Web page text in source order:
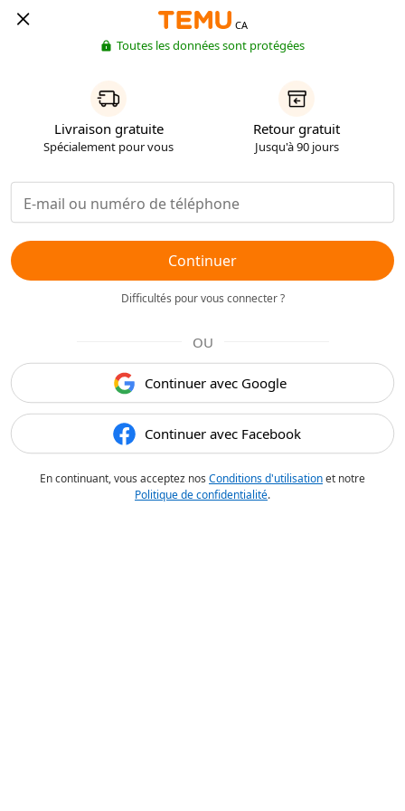
CA
Toutes les données sont protégées
Livraison gratuite
Spécialement pour vous
Retour gratuit
Jusqu'à 90 jours
Continuer
Difficultés pour vous connecter ?
OU
Continuer avec Google
Continuer avec Facebook
En continuant, vous acceptez nos Conditions d'utilisationet notre
Politique de confidentialité.